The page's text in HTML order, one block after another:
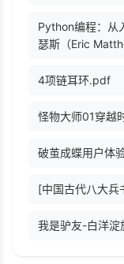
Python编程：从
瑟斯（Eric
4项链耳环.pdf
怪物大师01穿越
破茧成蝶用户体
[中国古代八大
我是驴友-白洋